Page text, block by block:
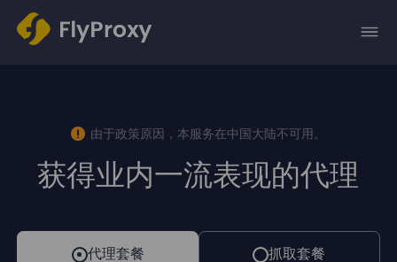
由于政策原因，本服务在中国大陆不可用。
获得业内一流表现的代理
代理套餐 抓取套餐